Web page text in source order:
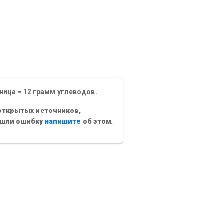
= 12 грамм углеводов.
источников,
ошибку напишите об этом.